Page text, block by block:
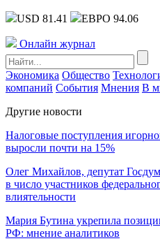
USD 81.41 ЕВРО 94.06
Онлайн журнал
Экономика Общество
компаний События Мнения В
Другие новости
Налоговые поступления
выросли почти на 15%
Олег Михайлов, депутат
в число участников
влиятельности
Мария Бутина укрепила
РФ: мнение аналитиков